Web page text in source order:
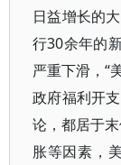
日益增长的
行30余年的
严重下滑，“
政府福利开
论，都居于
胀等因素，